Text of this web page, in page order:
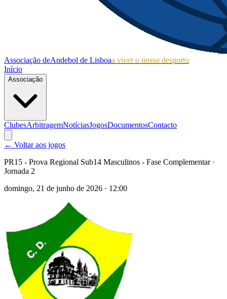
Associação deAndebol de Lisboaa viver o nosso desporto
Início
Associação
ClubesArbitragemNotíciasJogosDocumentosContacto
← Voltar aos jogos
PR15 - Prova Regional Sub14 Masculinos - Fase Complementar·
Jornada 2
domingo, 21 de junho de 2026 · 12:00